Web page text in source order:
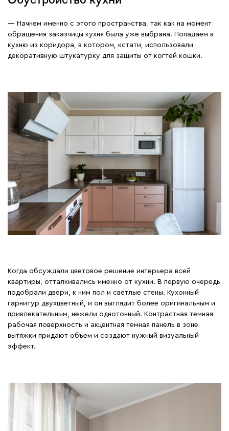
— Начнем именно с этого пространства, так как на момент
обращения заказчицы кухня была уже выбрана. Попадаем в
кухню из коридора, в котором, кстати, использовали
декоративную штукатурку для защиты от когтей кошки.
Когда обсуждали цветовое решение интерьера всей
квартиры, отталкивались именно от кухни. В первую очередь
подобрали двери, к ним пол и светлые стены. Кухонный
гарнитур двухцветный, и он выглядит более оригинальным и
привлекательным, нежели однотонный. Контрастная темная
рабочая поверхность и акцентная темная панель в зоне
вытяжки придают объем и создают нужный визуальный
эффект.